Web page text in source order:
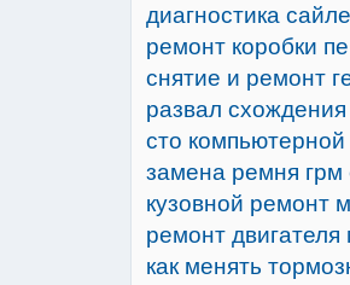
диагностика
ремонт коробки
снятие и ремонт
развал
сто компьютерной
замена ремня
кузовной ремонт
ремонт
как менять